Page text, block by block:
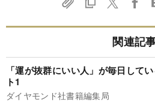
関連記
「運が抜群にいい人」が毎日して
ト1
ダイヤモンド社書籍編集局